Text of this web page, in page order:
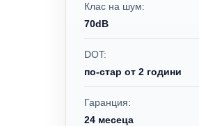
Клас на шум:
70dB
DOT:
по-стар от 2 години
Гаранция:
24 месеца